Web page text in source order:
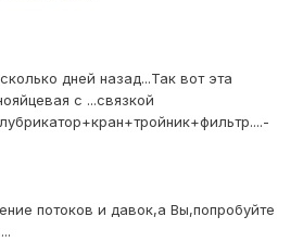
дней назад...Так вот эта
с ...связкой
потоков и давок,а Вы,попробуйте